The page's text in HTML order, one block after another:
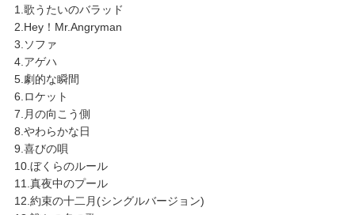
1.歌うたいのバラッド
2.Hey！Mr.Angryman
3.ソファ
4.アゲハ
5.劇的な瞬間
6.ロケット
7.月の向こう側
8.やわらかな日
9.喜びの唄
10.ぼくらのルール
11.真夜中のプール
12.約束の十二月(シングルバージョン)